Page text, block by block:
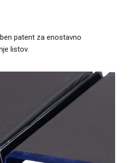
patent za enostavno
listov.